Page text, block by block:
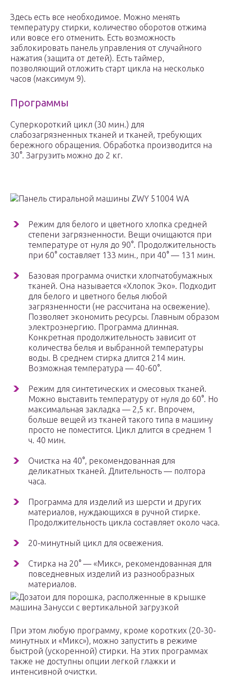
Здесь есть все необходимое. Можно менять
температуру стирки, количество оборотов отжима
или вовсе его отменить. Есть возможность
заблокировать панель управления от случайного
нажатия (защита от детей). Есть таймер,
позволяющий отложить старт цикла на несколько
часов (максимум 9).
Программы
Суперкороткий цикл (30 мин.) для
слабозагрязненных тканей и тканей, требующих
бережного обращения. Обработка производится на
30°. Загрузить можно до 2 кг.
Панель стиральной машины ZWY 51004 WA
Режим для белого и цветного хлопка средней
степени загрязненности. Вещи очищаются при
температуре от нуля до 90°. Продолжительность
при 60° составляет 133 мин., при 40° — 131 мин.
Базовая программа очистки хлопчатобумажных
тканей. Она называется «Хлопок Эко». Подходит
для белого и цветного белья любой
загрязненности (не рассчитана на освежение).
Позволяет экономить ресурсы. Главным образом
электроэнергию. Программа длинная.
Конкретная продолжительность зависит от
количества белья и выбранной температуры
воды. В среднем стирка длится 214 мин.
Возможная температура — 40-60°.
Режим для синтетических и смесовых тканей.
Можно выставить температуру от нуля до 60°. Но
максимальная закладка — 2,5 кг. Впрочем,
больше вещей из тканей такого типа в машину
просто не поместится. Цикл длится в среднем 1
ч. 40 мин.
Очистка на 40°, рекомендованная для
деликатных тканей. Длительность — полтора
часа.
Программа для изделий из шерсти и других
материалов, нуждающихся в ручной стирке.
Продолжительность цикла составляет около часа.
20-минутный цикл для освежения.
Стирка на 20° — «Микс», рекомендованная для
повседневных изделий из разнообразных
материалов.
Дозатои для порошка, располженные в крышке
машина Занусси с вертикальной загрузкой
При этом любую программу, кроме коротких (20-30-
минутных и «Микс»), можно запустить в режиме
быстрой (ускоренной) стирки. На этих программах
также не доступны опции легкой глажки и
интенсивной очистки.